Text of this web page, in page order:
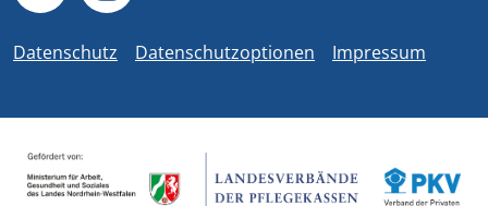
Datenschutz Datenschutzoptionen Impressum